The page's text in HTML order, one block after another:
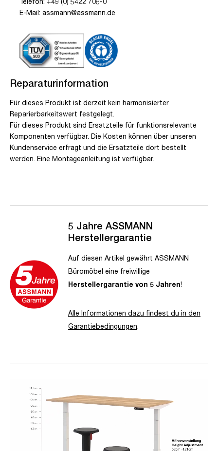
E-Mail: assmann@assmann.de
Reparaturinformation
Für dieses Produkt ist derzeit kein harmonisierter
Reparierbarkeitswert festgelegt.
Für dieses Produkt sind Ersatzteile für funktionsrelevante
Komponenten verfügbar. Die Kosten können über unseren
Kundenservice erfragt und die Ersatzteile dort bestellt
werden. Eine Montageanleitung ist verfügbar.
5 Jahre ASSMANN
Herstellergarantie
Auf diesen Artikel gewährt ASSMANN
Büromöbel eine freiwillige
Herstellergarantie von 5 Jahren!
Alle Informationen dazu findest du in den
Garantiebedingungen.